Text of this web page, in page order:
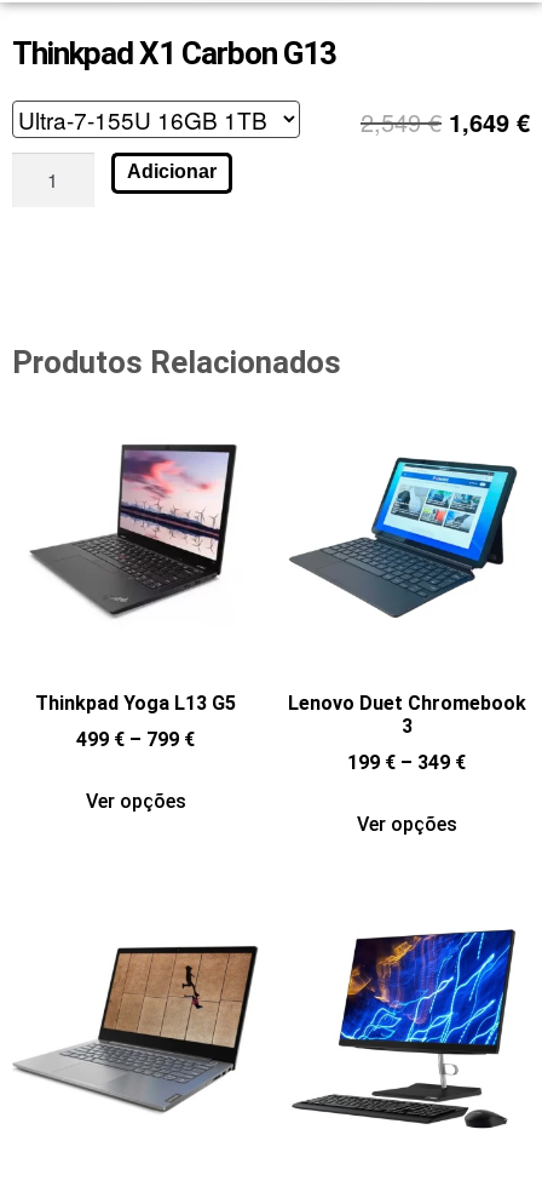
Thinkpad X1 Carbon G13
2,549€ 1,649 €
Adicionar
Produtos Relacionados
Thinkpad Yoga L13 G5
499 € – 799 €
Ver opções
Lenovo Duet Chromebook
3
199 € – 349 €
Ver opções